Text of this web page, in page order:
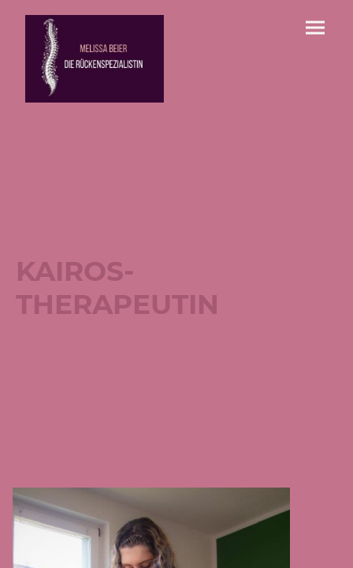
KAIROS-
THERAPEUTIN